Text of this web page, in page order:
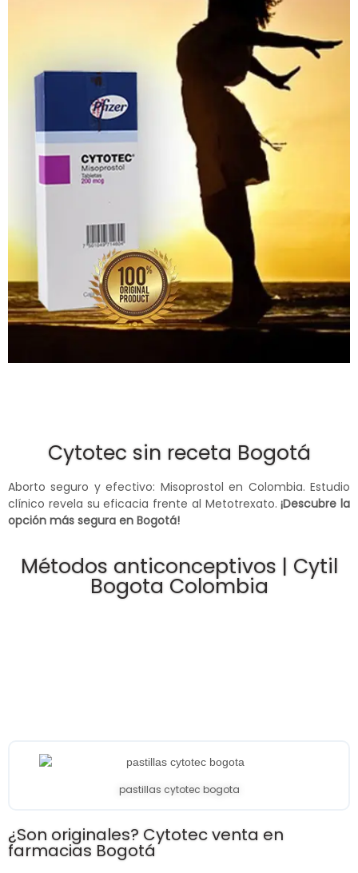
Cytotec sin receta Bogotá
Aborto seguro y efectivo: Misoprostol en Colombia. Estudio
clínico revela su eficacia frente al Metotrexato.¡Descubre la
opción más segura en Bogotá!
Métodos anticonceptivos | Cytil
Bogota Colombia
pastillas cytotec bogota
¿Son originales? Cytotec venta en
farmacias Bogotá